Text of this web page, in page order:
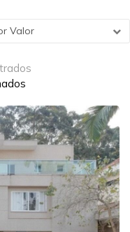
Valor